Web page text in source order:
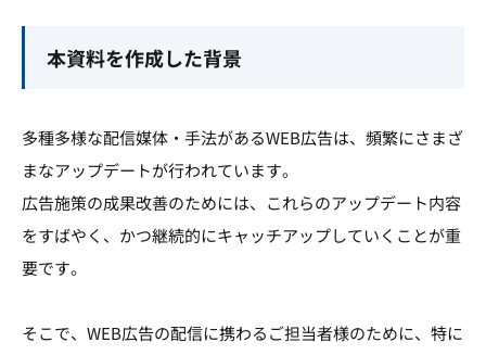
本資料を作成した背景
多種多様な配信媒体・手法があるWEB広告は、頻繁にさまざ
まなアップデートが行われています。
広告施策の成果改善のためには、これらのアップデート内容
をすばやく、かつ継続的にキャッチアップしていくことが重
要です。
そこで、WEB広告の配信に携わるご担当者様のために、特に